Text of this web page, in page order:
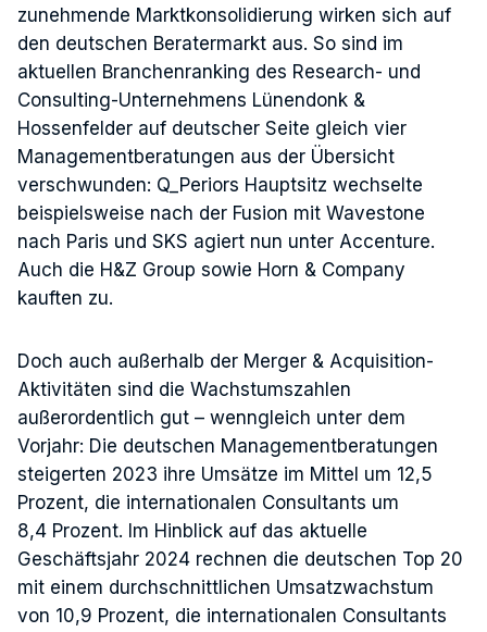
zunehmende Marktkonsolidierung wirken sich auf
den deutschen Beratermarkt aus. So sind im
aktuellen Branchenranking des Research- und
Consulting-Unternehmens Lünendonk &
Hossenfelder auf deutscher Seite gleich vier
Managementberatungen aus der Übersicht
verschwunden: Q_Periors Hauptsitz wechselte
beispielsweise nach der Fusion mit Wavestone
nach Paris und SKS agiert nun unter Accenture.
Auch die H&Z Group sowie Horn & Company
kauften zu.
Doch auch außerhalb der Merger & Acquisition-
Aktivitäten sind die Wachstumszahlen
außerordentlich gut – wenngleich unter dem
Vorjahr: Die deutschen Managementberatungen
steigerten 2023 ihre Umsätze im Mittel um 12,5
Prozent, die internationalen Consultants um
8,4 Prozent. Im Hinblick auf das aktuelle
Geschäftsjahr 2024 rechnen die deutschen Top 20
mit einem durchschnittlichen Umsatzwachstum
von 10,9 Prozent, die internationalen Consultants